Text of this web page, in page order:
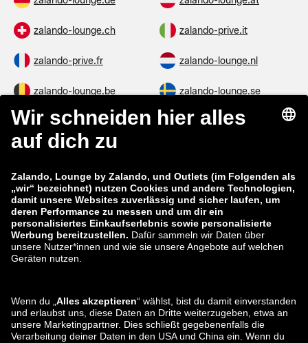
zalando-lounge.ch zalando-prive.it
zalando-prive.fr zalando-lounge.nl
zalando-lounge.be zalando-lounge.se
zalando-lounge.fi zalando-lounge.dk
zalando-lounge.co.uk
zalando-prive.es zalando-lounge.cz
zalando-lounge.lt zalando-lounge.sk
zalando-lounge.ro zalando-lounge.hr
zalando-lounge.lu zalando-lounge.ee
zalando-lounge.lv zalando-lounge.no